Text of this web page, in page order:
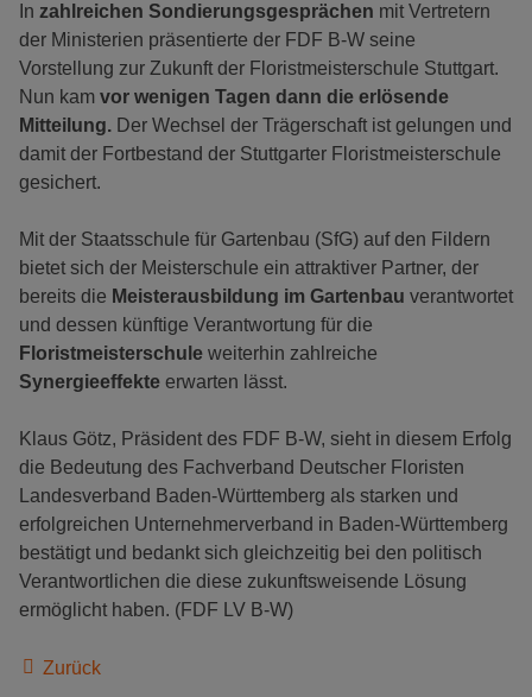
In zahlreichen Sondierungsgesprächen mit Vertretern
der Ministerien präsentierte der FDF B-W seine
Vorstellung zur Zukunft der Floristmeisterschule Stuttgart.
Nun kam vor wenigen Tagen dann die erlösende
Mitteilung. Der Wechsel der Trägerschaft ist gelungen und
damit der Fortbestand der Stuttgarter Floristmeisterschule
gesichert.
Mit der Staatsschule für Gartenbau (SfG) auf den Fildern
bietet sich der Meisterschule ein attraktiver Partner, der
bereits die Meisterausbildung im Gartenbau verantwortet
und dessen künftige Verantwortung für die
Floristmeisterschule weiterhin zahlreiche
Synergieeffekte erwarten lässt.
Klaus Götz, Präsident des FDF B-W, sieht in diesem Erfolg
die Bedeutung des Fachverband Deutscher Floristen
Landesverband Baden-Württemberg als starken und
erfolgreichen Unternehmerverband in Baden-Württemberg
bestätigt und bedankt sich gleichzeitig bei den politisch
Verantwortlichen die diese zukunftsweisende Lösung
ermöglicht haben. (FDF LV B-W)
Zurück